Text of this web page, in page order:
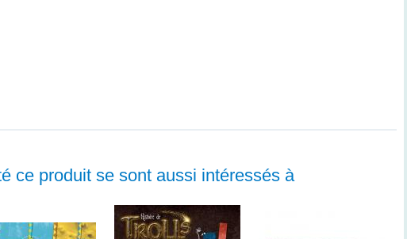
ce produit se sont aussi intéressés à